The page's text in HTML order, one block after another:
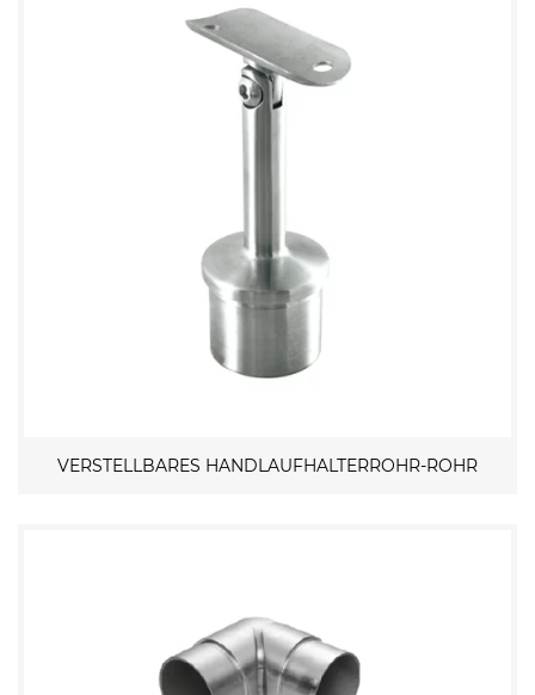
VERSTELLBARES HANDLAUFHALTERROHR-ROHR